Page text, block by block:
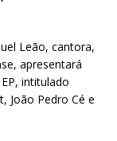
Leão, cantora,
apresentará
intitulado
João Pedro Cé e